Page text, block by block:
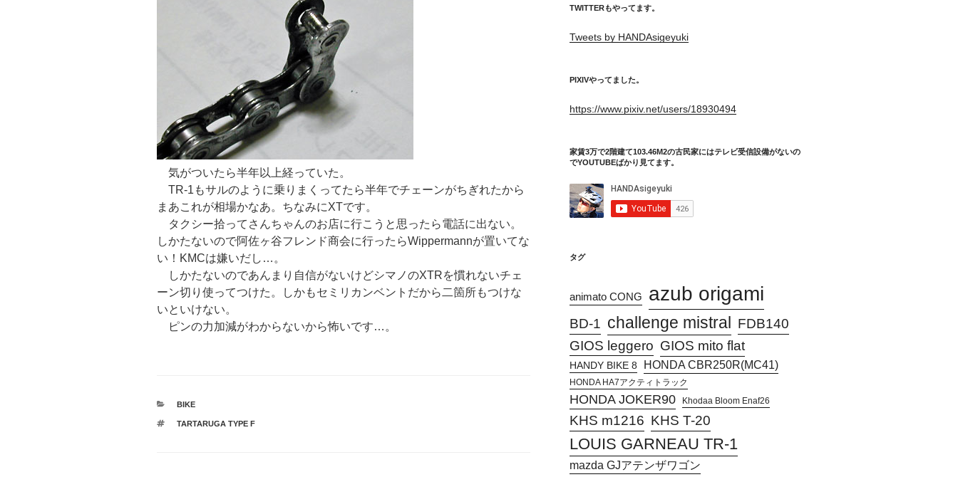
気がついたら半年以上経っていた。
TR-1もサルのように乗りまくってたら半年でチェーンがちぎれたから
まあこれが相場かなあ。ちなみにXTです。
タクシー拾ってさんちゃんのお店に行こうと思ったら電話に出ない。
しかたないので阿佐ヶ谷フレンド商会に行ったらWippermannが置いてな
い！KMCは嫌いだし…。
しかたないのであんまり自信がないけどシマノのXTRを慣れないチェ
ーン切り使ってつけた。しかもセミリカンベントだから二箇所もつけな
いといけない。
ピンの力加減がわからないから怖いです…。
カ
ゴ
BIKE
タ
TARTARUGA TYPE F
TWITTERもやってます。
Tweets by HANDAsigeyuki
PIXIVやってました。
https://www.pixiv.net/users/18930494
家賃3万で2階建て103.46M2の古民家にはテレビ受信設備がないの
でYOUTUBEばかり見てます。
タグ
animato CONG azub origami
BD-1 challenge mistral
FDB140
GIOS leggero GIOS mito flat
HANDY BIKE 8 HONDA CBR250R(MC41)
HONDA HA7アクティトラック
HONDA JOKER90 Khodaa Bloom Enaf26
KHS m1216 KHS T-20
LOUIS GARNEAU TR-1
mazda GJアテンザワゴン